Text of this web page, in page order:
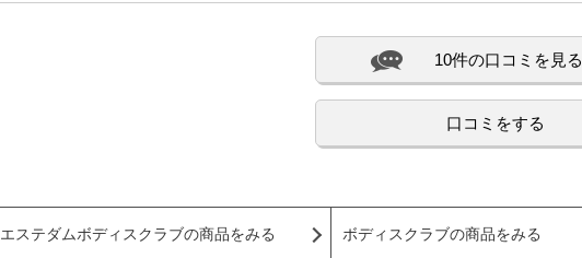
10件の口コミを見る
口コミをする
エステダムボディスクラブの商品をみる ボディスクラブの商品をみる